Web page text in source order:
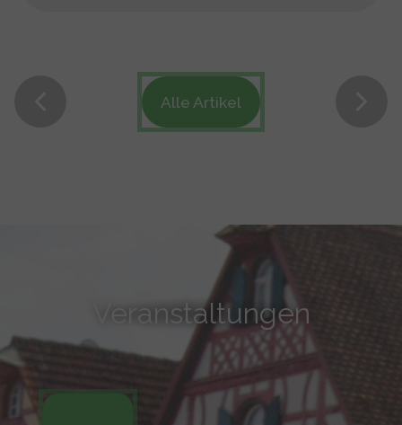
Alle Artikel
Veranstaltungen